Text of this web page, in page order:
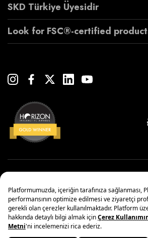
SKD Türkiye Üyesidir
Look for FSC®-certified
Yönetim Sistemleri Politikası
Kişisel Verilerin
Bilgi Toplumu Hizmetleri